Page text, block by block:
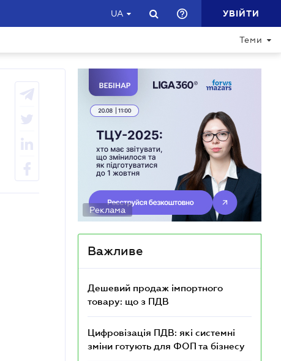
UA УВІЙТИ
Теми
Реклама
Важливе
Дешевий продаж імпортного
товару: що з ПДВ
Цифровізація ПДВ: які системні
зміни готують для ФОП та бізнесу